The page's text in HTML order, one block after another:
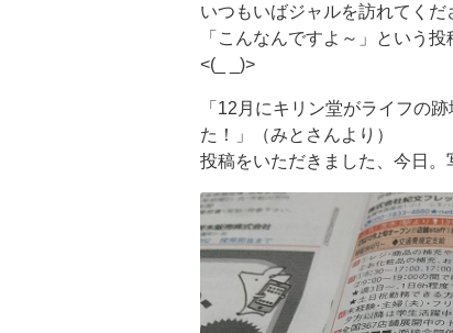
いつもいばジャルを訪れてく
「こんなんですよ～」という
<(_ _)>
「12月にキリン堂がライフの
た！」（みとさんより）
投稿をいただきました、今日。